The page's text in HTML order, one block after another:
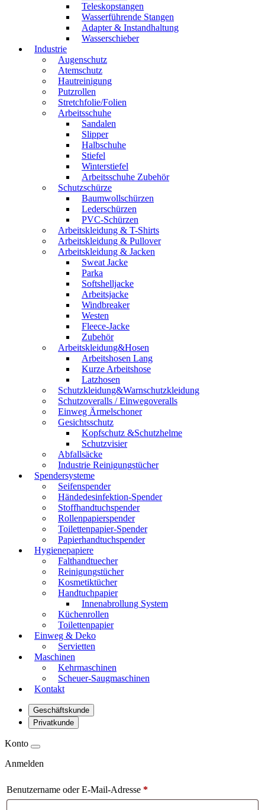
Teleskopstangen
Wasserführende Stangen
Adapter & Instandhaltung
Wasserschieber
Industrie
Augenschutz
Atemschutz
Hautreinigung
Putzrollen
Stretchfolie/Folien
Arbeitsschuhe
Sandalen
Slipper
Halbschuhe
Stiefel
Winterstiefel
Arbeitsschuhe Zubehör
Schutzschürze
Baumwollschürzen
Lederschürzen
PVC-Schürzen
Arbeitskleidung & T-Shirts
Arbeitskleidung & Pullover
Arbeitskleidung & Jacken
Sweat Jacke
Parka
Softshelljacke
Arbeitsjacke
Windbreaker
Westen
Fleece-Jacke
Zubehör
Arbeitskleidung&Hosen
Arbeitshosen Lang
Kurze Arbeitshose
Latzhosen
Schutzkleidung&Warnschutzkleidung
Schutzoveralls / Einwegoveralls
Einweg Ärmelschoner
Gesichtsschutz
Kopfschutz &Schutzhelme
Schutzvisier
Abfallsäcke
Industrie Reinigungstücher
Spendersysteme
Seifenspender
Händedesinfektion-Spender
Stoffhandtuchspender
Rollenpapierspender
Toilettenpapier-Spender
Papierhandtuchspender
Hygienepapiere
Falthandtuecher
Reinigungstücher
Kosmetiktücher
Handtuchpapier
Innenabrollung System
Küchenrollen
Toilettenpapier
Einweg & Deko
Servietten
Maschinen
Kehrmaschinen
Scheuer-Saugmaschinen
Kontakt
Geschäftskunde
Privatkunde
Konto
Anmelden
Benutzername oder E-Mail-Adresse *